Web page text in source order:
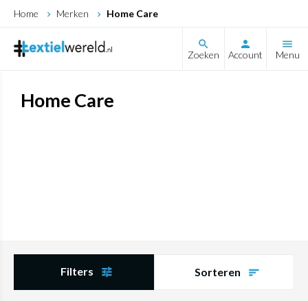
Home Merken Home Care
Zoeken Account Menu
Home Care
Filters Sorteren